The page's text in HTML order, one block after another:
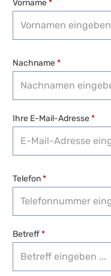
Vorname*
Nachname*
Ihre E-Mail-Adresse*
Telefon*
Betreff*